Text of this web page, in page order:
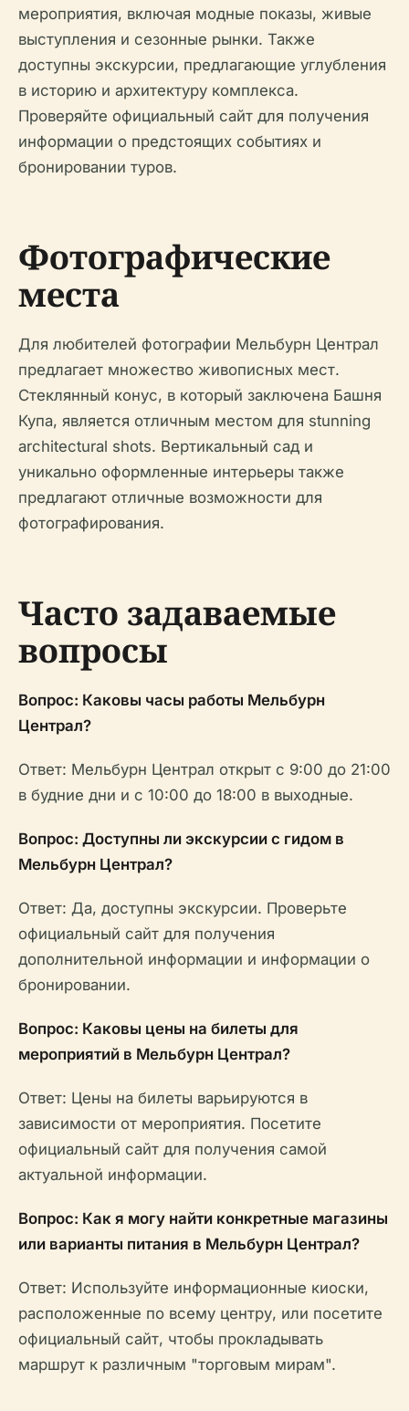
мероприятия, включая модные показы, живые
выступления и сезонные рынки. Также
доступны экскурсии, предлагающие углубления
в историю и архитектуру комплекса.
Проверяйте официальный сайт для получения
информации о предстоящих событиях и
бронировании туров.
Фотографические
места
Для любителей фотографии Мельбурн Централ
предлагает множество живописных мест.
Стеклянный конус, в который заключена Башня
Купа, является отличным местом для stunning
architectural shots. Вертикальный сад и
уникально оформленные интерьеры также
предлагают отличные возможности для
фотографирования.
Часто задаваемые
вопросы
Вопрос: Каковы часы работы Мельбурн
Централ?
Ответ: Мельбурн Централ открыт с 9:00 до 21:00
в будние дни и с 10:00 до 18:00 в выходные.
Вопрос: Доступны ли экскурсии с гидом в
Мельбурн Централ?
Ответ: Да, доступны экскурсии. Проверьте
официальный сайт для получения
дополнительной информации и информации о
бронировании.
Вопрос: Каковы цены на билеты для
мероприятий в Мельбурн Централ?
Ответ: Цены на билеты варьируются в
зависимости от мероприятия. Посетите
официальный сайт для получения самой
актуальной информации.
Вопрос: Как я могу найти конкретные магазины
или варианты питания в Мельбурн Централ?
Ответ: Используйте информационные киоски,
расположенные по всему центру, или посетите
официальный сайт, чтобы прокладывать
маршрут к различным "торговым мирам".